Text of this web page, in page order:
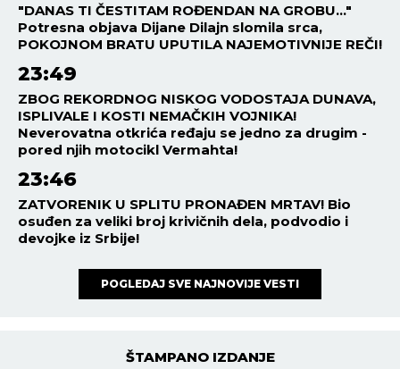
"DANAS TI ČESTITAM ROĐENDAN NA GROBU..."
Potresna objava Dijane Dilajn slomila srca,
POKOJNOM BRATU UPUTILA NAJEMOTIVNIJE REČI!
23:49
ZBOG REKORDNOG NISKOG VODOSTAJA DUNAVA,
ISPLIVALE I KOSTI NEMAČKIH VOJNIKA!
Neverovatna otkrića ređaju se jedno za drugim -
pored njih motocikl Vermahta!
23:46
ZATVORENIK U SPLITU PRONAĐEN MRTAV! Bio
osuđen za veliki broj krivičnih dela, podvodio i
devojke iz Srbije!
POGLEDAJ SVE NAJNOVIJE VESTI
ŠTAMPANO IZDANJE